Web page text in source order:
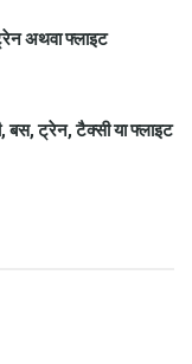
अथवा फ्लाइट
बस, ट्रेन, टैक्सी या फ्लाइट